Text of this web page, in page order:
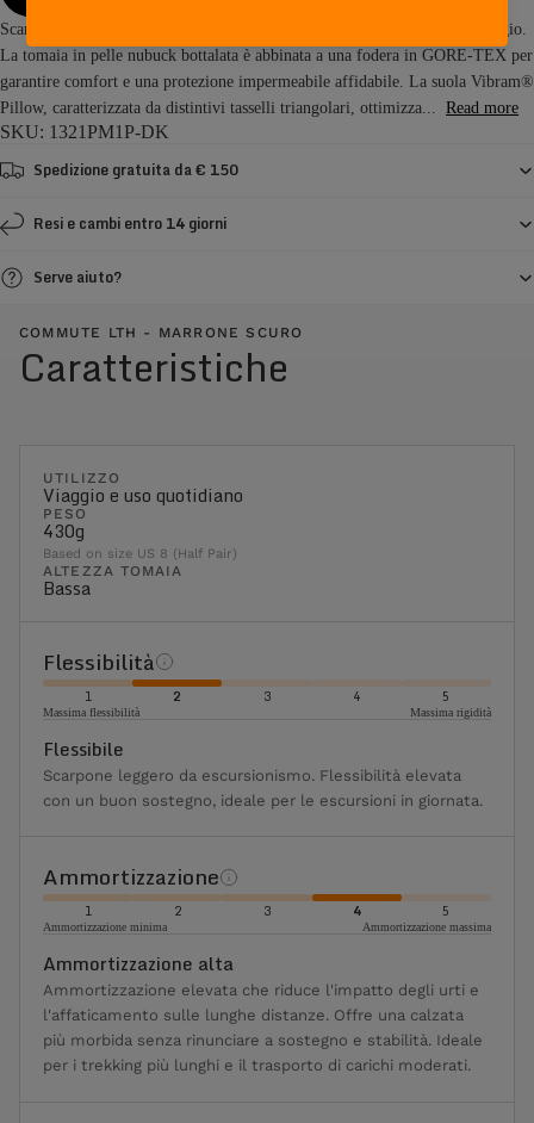
Scarpe per il tempo libero progettate per l'uso quotidiano in città e in viaggio.
La tomaia in pelle nubuck bottalata è abbinata a una fodera in GORE-TEX per
garantire comfort e una protezione impermeabile affidabile. La suola Vibram®
Pillow, caratterizzata da distintivi tasselli triangolari, ottimizza... Read more
SKU: 1321PM1P-DK
Spedizione gratuita da € 150
Resi e cambi entro 14 giorni
Serve aiuto?
COMMUTE LTH - MARRONE SCURO
Caratteristiche
UTILIZZO
Viaggio e uso quotidiano
PESO
430g
Based on size US 8 (Half Pair)
ALTEZZA TOMAIA
Bassa
Flessibilità
1 2 3 4 5
Massima flessibilità Massima rigidità
Flessibile
Scarpone leggero da escursionismo. Flessibilità elevata
con un buon sostegno, ideale per le escursioni in giornata.
Ammortizzazione
1 2 3 4 5
Ammortizzazione minima Ammortizzazione massima
Ammortizzazione alta
Ammortizzazione elevata che riduce l'impatto degli urti e
l'affaticamento sulle lunghe distanze. Offre una calzata
più morbida senza rinunciare a sostegno e stabilità. Ideale
per i trekking più lunghi e il trasporto di carichi moderati.